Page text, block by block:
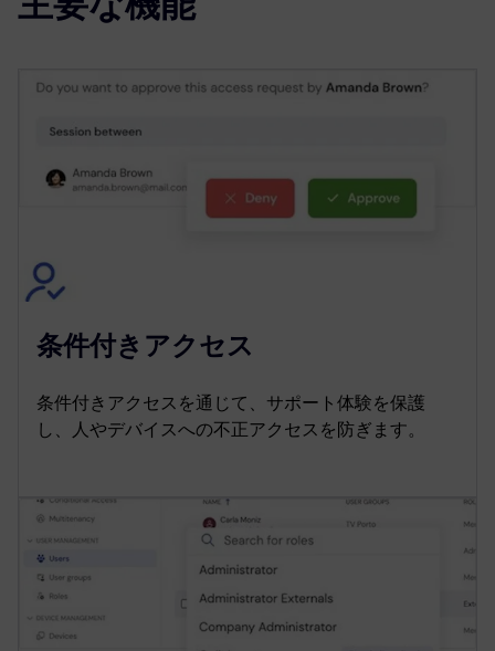
条件付きアクセス
条件付きアクセスを通じて、サポート体験を保護
し、人やデバイスへの不正アクセスを防ぎます。